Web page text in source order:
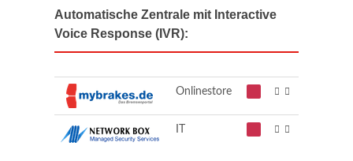
Automatische Zentrale mit Interactive
Voice Response (IVR):
Onlinestore